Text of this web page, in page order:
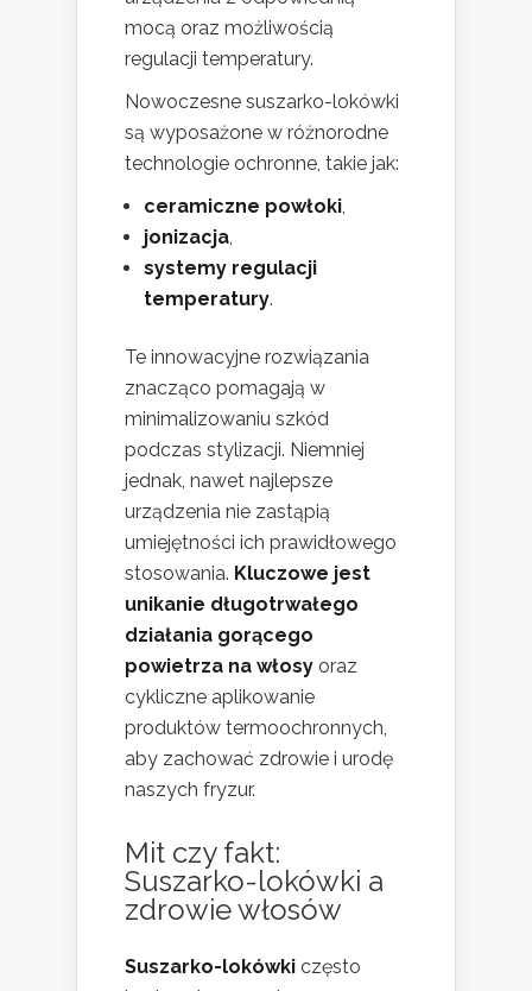
mocą oraz możliwością
regulacji temperatury.
Nowoczesne suszarko-lokówki
są wyposażone w różnorodne
technologie ochronne, takie jak:
ceramiczne powłoki,
jonizacja,
systemy regulacji
temperatury.
Te innowacyjne rozwiązania
znacząco pomagają w
minimalizowaniu szkód
podczas stylizacji. Niemniej
jednak, nawet najlepsze
urządzenia nie zastąpią
umiejętności ich prawidłowego
stosowania. Kluczowe jest
unikanie długotrwałego
działania gorącego
powietrza na włosy oraz
cykliczne aplikowanie
produktów termoochronnych,
aby zachować zdrowie i urodę
naszych fryzur.
Mit czy fakt:
Suszarko-lokówki a
zdrowie włosów
Suszarko-lokówki często